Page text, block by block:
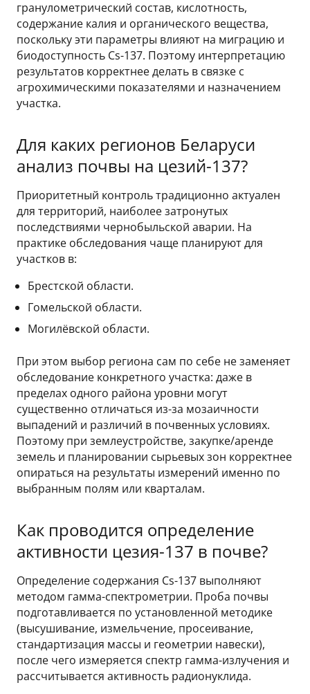
гранулометрический состав, кислотность,
содержание калия и органического вещества,
поскольку эти параметры влияют на миграцию и
биодоступность Cs-137. Поэтому интерпретацию
результатов корректнее делать в связке с
агрохимическими показателями и назначением
участка.
Для каких регионов Беларуси
анализ почвы на цезий-137?
Приоритетный контроль традиционно актуален
для территорий, наиболее затронутых
последствиями чернобыльской аварии. На
практике обследования чаще планируют для
участков в:
Брестской области.
Гомельской области.
Могилёвской области.
При этом выбор региона сам по себе не заменяет
обследование конкретного участка: даже в
пределах одного района уровни могут
существенно отличаться из-за мозаичности
выпадений и различий в почвенных условиях.
Поэтому при землеустройстве, закупке/аренде
земель и планировании сырьевых зон корректнее
опираться на результаты измерений именно по
выбранным полям или кварталам.
Как проводится определение
активности цезия-137 в почве?
Определение содержания Cs-137 выполняют
методом гамма-спектрометрии. Проба почвы
подготавливается по установленной методике
(высушивание, измельчение, просеивание,
стандартизация массы и геометрии навески),
после чего измеряется спектр гамма-излучения и
рассчитывается активность радионуклида.